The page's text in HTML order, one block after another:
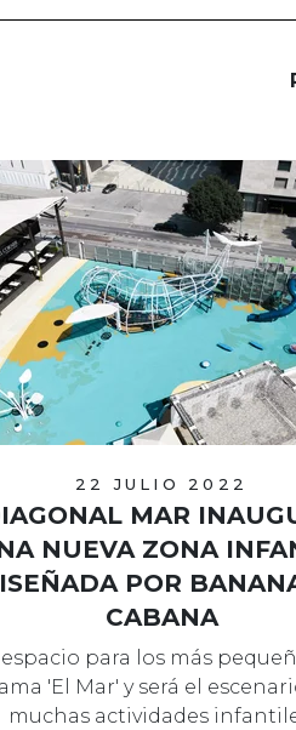
22 JULIO 2022
MAR
NUEVA ZONA
POR
CABANA
espacio para los más
'El Mar' y será el
muchas actividades